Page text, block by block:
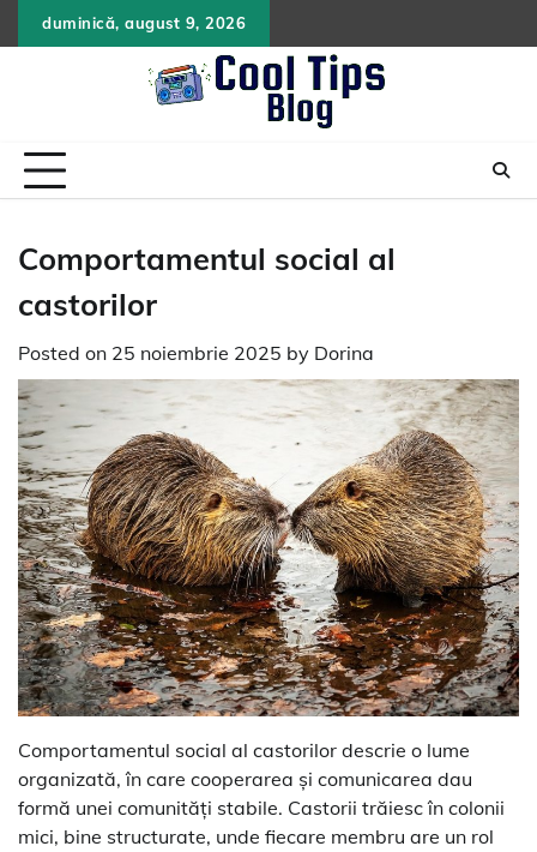
to
duminică, august 9, 2026
Comportamentul social al
castorilor
Posted on 25 noiembrie 2025 by Dorina
Comportamentul social al castorilor descrie o lume
organizată, în care cooperarea și comunicarea dau
formă unei comunități stabile. Castorii trăiesc în colonii
mici, bine structurate, unde fiecare membru are un rol